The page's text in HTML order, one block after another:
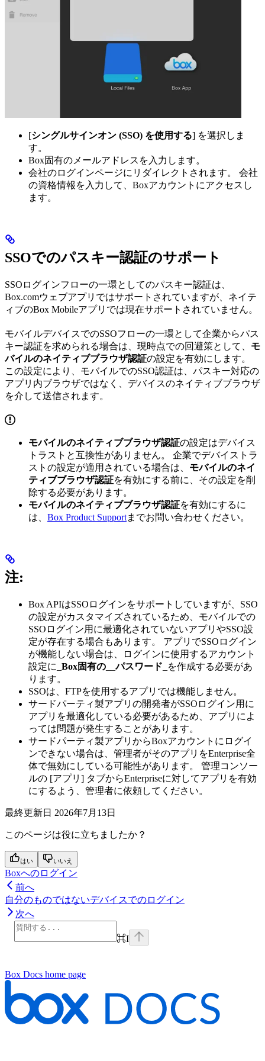
[シングルサインオン (SSO) を使用する] を選択しま
す。
Box固有のメールアドレスを入力します。
会社のログインページにリダイレクトされます。 会社
の資格情報を入力して、Boxアカウントにアクセスし
ます。
SSOでのパスキー認証のサポート
SSOログインフローの一環としてのパスキー認証は、
Box.comウェブアプリではサポートされていますが、ネイテ
ィブのBox Mobileアプリでは現在サポートされていません。
モバイルデバイスでのSSOフローの一環として企業からパス
キー認証を求められる場合は、現時点での回避策として、 モ
バイルのネイティブブラウザ認証の設定を有効にします。
この設定により、モバイルでのSSO認証は、パスキー対応の
アプリ内ブラウザではなく、デバイスのネイティブブラウザ
を介して送信されます。
モバイルのネイティブブラウザ認証の設定はデバイス
トラストと互換性がありません。 企業でデバイストラ
ストの設定が適用されている場合は、 モバイルのネイ
ティブブラウザ認証を有効にする前に、その設定を削
除する必要があります。
モバイルのネイティブブラウザ認証を有効にするに
は、 Box Product Supportまでお問い合わせください。
注:
Box APIはSSOログインをサポートしていますが、SSO
の設定がカスタマイズされているため、モバイルでの
SSOログイン用に最適化されていないアプリやSSO設
定が存在する場合もあります。 アプリでSSOログイン
が機能しない場合は、ログインに使用するアカウント
設定に_ Box固有の __パスワード _を作成する必要があ
ります。
SSOは、FTPを使用するアプリでは機能しません。
サードパーティ製アプリの開発者がSSOログイン用に
アプリを最適化している必要があるため、アプリによ
っては問題が発生することがあります。
サードパーティ製アプリからBoxアカウントにログイ
ンできない場合は、管理者がそのアプリをEnterprise全
体で無効にしている可能性があります。 管理コンソー
ルの [アプリ] タブからEnterpriseに対してアプリを有効
にするよう、管理者に依頼してください。
最終更新日 2026年7月13日
このページは役に立ちましたか？
はい いいえ
Boxへのログイン
前へ
自分のものではないデバイスでのログイン
次へ
⌘I
Box Docs home page